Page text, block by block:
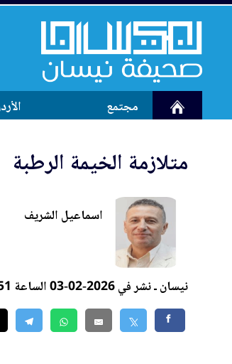
مجتمع
متلازمة الخيمة الرطبة
اسماعيل الشريف
نيسان ـ نشر في 2026-02-03 الساعة 10:51